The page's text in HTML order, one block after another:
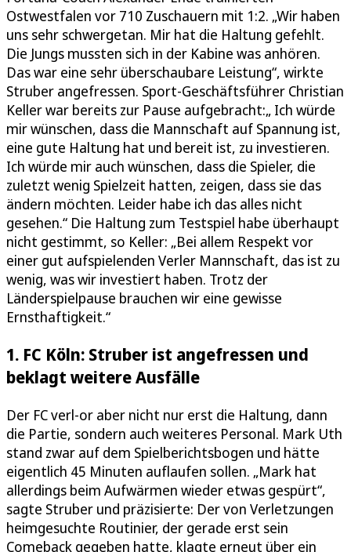
Ostwestfalen vor 710 Zuschauern mit 1:2. „Wir haben
uns sehr schwergetan. Mir hat die Haltung gefehlt.
Die Jungs mussten sich in der Kabine was anhören.
Das war eine sehr überschaubare Leistung“, wirkte
Struber angefressen. Sport-Geschäftsführer Christian
Keller war bereits zur Pause aufgebracht:„ Ich würde
mir wünschen, dass die Mannschaft auf Spannung ist,
eine gute Haltung hat und bereit ist, zu investieren.
Ich würde mir auch wünschen, dass die Spieler, die
zuletzt wenig Spielzeit hatten, zeigen, dass sie das
ändern möchten. Leider habe ich das alles nicht
gesehen.“ Die Haltung zum Testspiel habe überhaupt
nicht gestimmt, so Keller: „Bei allem Respekt vor
einer gut aufspielenden Verler Mannschaft, das ist zu
wenig, was wir investiert haben. Trotz der
Länderspielpause brauchen wir eine gewisse
Ernsthaftigkeit.“
1. FC Köln: Struber ist angefressen und
beklagt weitere Ausfälle
Der FC verl-or aber nicht nur erst die Haltung, dann
die Partie, sondern auch weiteres Personal. Mark Uth
stand zwar auf dem Spielberichtsbogen und hätte
eigentlich 45 Minuten auflaufen sollen. „Mark hat
allerdings beim Aufwärmen wieder etwas gespürt“,
sagte Struber und präzisierte: Der von Verletzungen
heimgesuchte Routinier, der gerade erst sein
Comeback gegeben hatte, klagte erneut über ein